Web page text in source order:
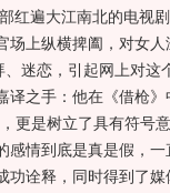
红遍大江南北的电视
上纵横捭阖，对女
迷恋，引起网上对这
之手：他在《借枪》
更是树立了具有符号
情到底是真是假，一
诠释，同时得到了